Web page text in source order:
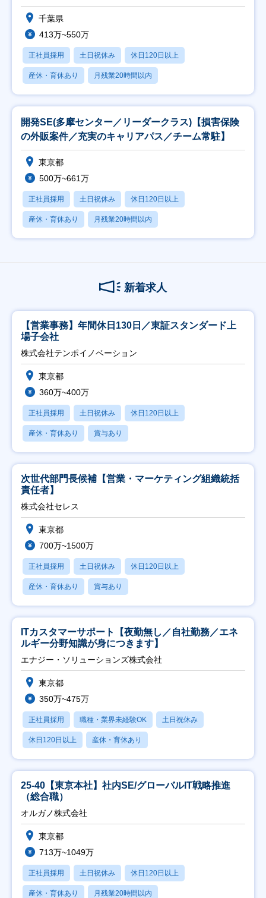
千葉県
413万~550万
正社員採用 土日祝休み 休日120日以上
産休・育休あり 月残業20時間以内
開発SE(多摩センター／リーダークラス)【損害保険
の外販案件／充実のキャリアパス／チーム常駐】
東京都
500万~661万
正社員採用 土日祝休み 休日120日以上
産休・育休あり 月残業20時間以内
新着求人
【営業事務】年間休日130日／東証スタンダード上
場子会社
株式会社テンポイノベーション
東京都
360万~400万
正社員採用 土日祝休み 休日120日以上
産休・育休あり 賞与あり
次世代部門長候補【営業・マーケティング組織統括
責任者】
株式会社セレス
東京都
700万~1500万
正社員採用 土日祝休み 休日120日以上
産休・育休あり 賞与あり
ITカスタマーサポート【夜勤無し／自社勤務／エネ
ルギー分野知識が身につきます】
エナジー・ソリューションズ株式会社
東京都
350万~475万
正社員採用 職種・業界未経験OK 土日祝休み
休日120日以上 産休・育休あり
25-40【東京本社】社内SE/グローバルIT戦略推進
（総合職）
オルガノ株式会社
東京都
713万~1049万
正社員採用 土日祝休み 休日120日以上
産休・育休あり 月残業20時間以内